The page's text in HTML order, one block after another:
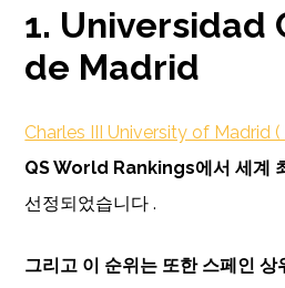
1. Universidad
de Madrid
Charles III University of Madrid (
QS World Rankings에서세계
선정되었습니다 .
그리고 이 순위는 또한 스페인 상